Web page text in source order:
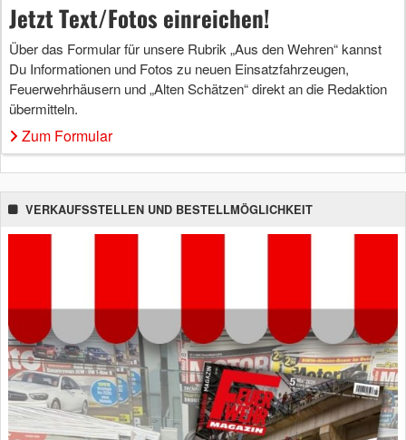
Jetzt Text/Fotos einreichen!
Über das Formular für unsere Rubrik „Aus den Wehren“ kannst
Du Informationen und Fotos zu neuen Einsatzfahrzeugen,
Feuerwehrhäusern und „Alten Schätzen“ direkt an die Redaktion
übermitteln.
Zum Formular
VERKAUFSSTELLEN UND BESTELLMÖGLICHKEIT